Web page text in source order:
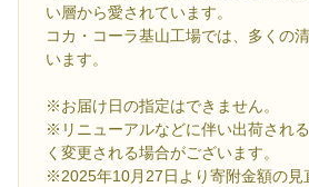
い層から愛されています。
コカ・コーラ基山工場では、多くの
います。
※お届け日の指定はできません。
※リニューアルなどに伴い出荷され
く変更される場合がございます。
※2025年10月27日より寄附金額の見